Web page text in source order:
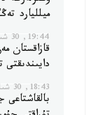
ميلليارد
19:44, 30 شىلدە 2026
دايىندىقتى
18:43, 30 شىلدە 2026